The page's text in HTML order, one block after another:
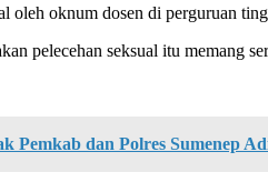
oknum dosen di perguruan
pelecehan seksual itu memang
Pemkab dan Polres Sumenep